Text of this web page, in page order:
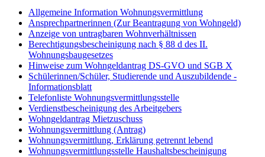
Allgemeine Information Wohnungsvermittlung
Ansprechpartnerinnen (Zur Beantragung von Wohngeld)
Anzeige von untragbaren Wohnverhältnissen
Berechtigungsbescheinigung nach § 88 d des II.
Wohnungsbaugesetzes
Hinweise zum Wohngeldantrag DS-GVO und SGB X
Schülerinnen/Schüler, Studierende und Auszubildende -
Informationsblatt
Telefonliste Wohnungsvermittlungsstelle
Verdienstbescheinigung des Arbeitgebers
Wohngeldantrag Mietzuschuss
Wohnungsvermittlung (Antrag)
Wohnungsvermittlung, Erklärung getrennt lebend
Wohnungsvermittlungsstelle Haushaltsbescheinigung